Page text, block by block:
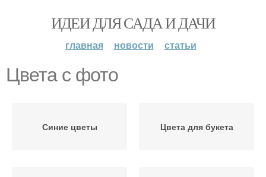
ИДЕИ ДЛЯ САДА И ДАЧИ
главная новости статьи
Цвета с фото
Синие цветы Цвета для букета